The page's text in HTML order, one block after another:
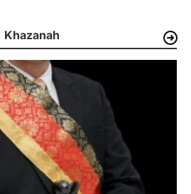
Khazanah